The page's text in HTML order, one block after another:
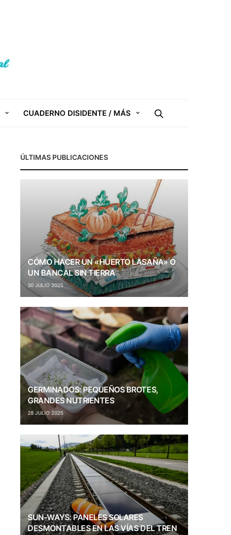
CUADERNO DISIDENTE / MÁS
ÚLTIMAS PUBLICACIONES
CÓMO HACER UN «HUERTO LASAÑA» O
UN BANCAL SIN TIERRA
30 JULIO 2025
GERMINADOS: PEQUEÑOS BROTES,
GRANDES NUTRIENTES
28 JULIO 2025
SUN-WAYS: PANELES SOLARES
DESMONTABLES EN LAS VÍAS DEL TREN